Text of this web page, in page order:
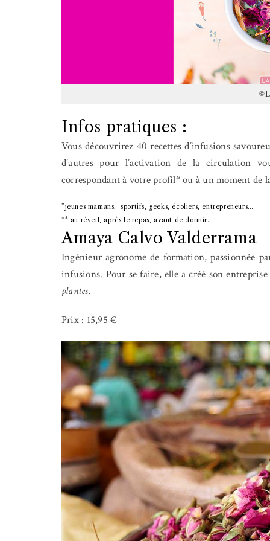
Infos pratiques :
Vous découvrirez 40 recettes d’infusions
d’autres pour l’activation de la circulation
correspondant à votre profil* ou à un moment de
*jeunes mamans,
sportifs, geeks, écoliers, entrepreneurs…
** au réveil, après le repas, avant de dormir…
Amaya Calvo Valderrama
Ingénieur agronome de formation, passionnée
infusions. Pour se faire, elle a créé son
plantes.
Prix : 15,95 €